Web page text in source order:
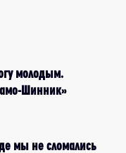
молодым.
Шинник»
мы не сломались